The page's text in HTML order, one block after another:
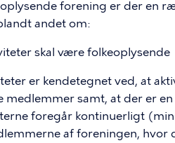
forening er der en
andet om:
skal være folkeoplysende
er kendetegnet ved, at
medlemmer samt, at der er
foregår kontinuerligt
af foreningen, hvor